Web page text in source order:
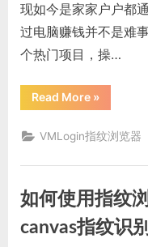
现如今是家家户户都
过电脑赚钱并不是难
个热门项目，操…
Read More“国
外
卷
调
应
如
何
做？
问
卷
»
VMLogin指纹浏览器
如何使用指纹
canvas指纹识